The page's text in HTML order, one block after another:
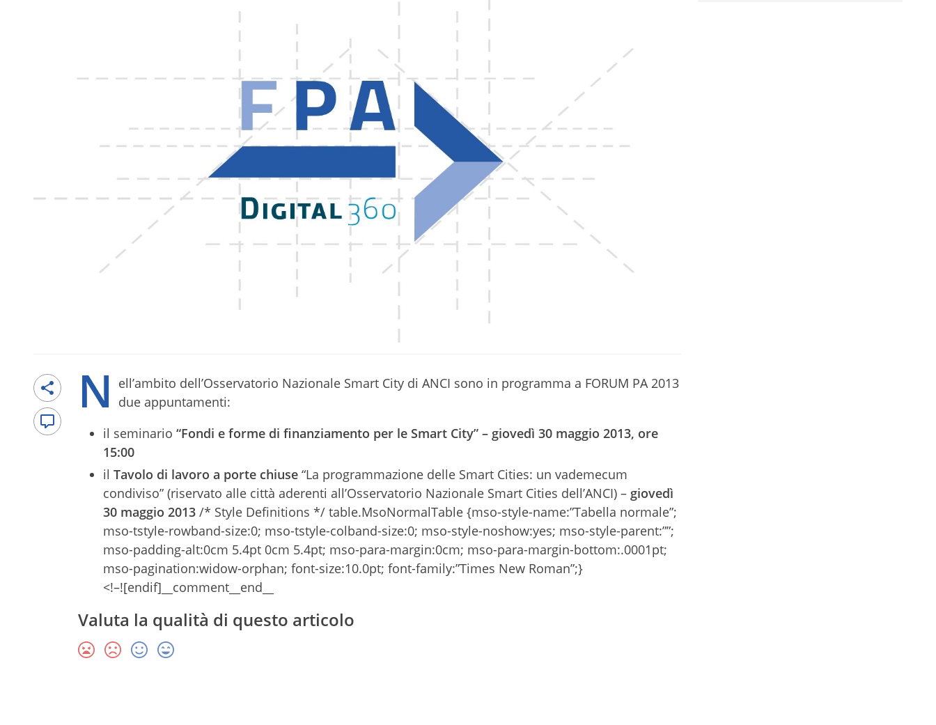
N
ell’ambito dell’Osservatorio Nazionale Smart City di ANCI sono in programma a FORUM PA 2013
due appuntamenti:
il seminario “Fondi e forme di finanziamento per le Smart City” – giovedì 30 maggio 2013, ore
15:00
il Tavolo di lavoro a porte chiuse “La programmazione delle Smart Cities: un vademecum
condiviso” (riservato alle città aderenti all’Osservatorio Nazionale Smart Cities dell’ANCI) – giovedì
30 maggio 2013 /* Style Definitions */ table.MsoNormalTable {mso-style-name:”Tabella normale”;
mso-tstyle-rowband-size:0; mso-tstyle-colband-size:0; mso-style-noshow:yes; mso-style-parent:””;
mso-padding-alt:0cm 5.4pt 0cm 5.4pt; mso-para-margin:0cm; mso-para-margin-bottom:.0001pt;
mso-pagination:widow-orphan; font-size:10.0pt; font-family:”Times New Roman”;}
<!–![endif]__comment__end__
Valuta la qualità di questo articolo